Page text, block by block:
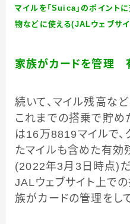
マイルを「Suica」のポイント
物などに使える(JALウェブサイ
家族がカードを管理
続いて、マイル残高な
これまでの搭乗で貯め
は16万8819マイルで、
たマイルも含めた有効
(2022年3月3日時点)
JALウェブサイト上で
族がカードの管理をし